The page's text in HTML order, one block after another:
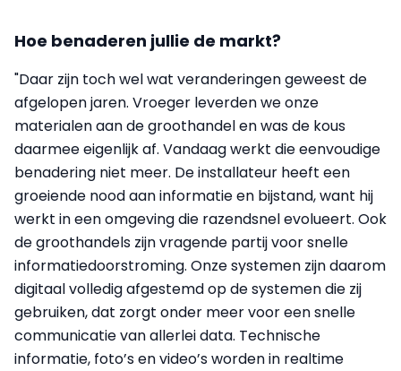
Hoe benaderen jullie de markt?
"Daar zijn toch wel wat veranderingen geweest de
afgelopen jaren. Vroeger leverden we onze
materialen aan de groothandel en was de kous
daarmee eigenlijk af. Vandaag werkt die eenvoudige
benadering niet meer. De installateur heeft een
groeiende nood aan informatie en bijstand, want hij
werkt in een omgeving die razendsnel evolueert. Ook
de groothandels zijn vragende partij voor snelle
informatiedoorstroming. Onze systemen zijn daarom
digitaal volledig afgestemd op de systemen die zij
gebruiken, dat zorgt onder meer voor een snelle
communicatie van allerlei data. Technische
informatie, foto’s en video’s worden in realtime